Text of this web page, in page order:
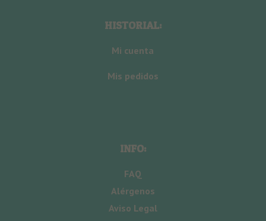
HISTORIAL:
Mi cuenta
Mis pedidos
INFO:
FAQ
Alérgenos
Aviso Legal